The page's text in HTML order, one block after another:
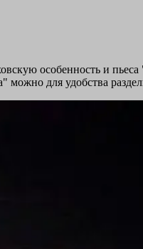
особенность и
для удобства